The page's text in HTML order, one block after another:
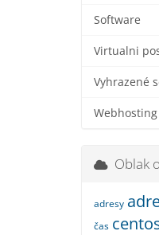
Software
Virtualni
Vyhrazené
Webhosting
Oblak
adresy
čas